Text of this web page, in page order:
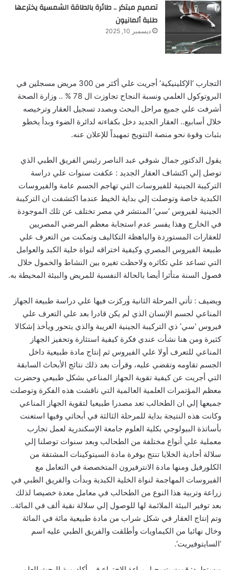
تصميم مبتكر .. طائرة بالطاقة الشمسية يخترعها
طلبة ألمانيون
ديسمبر 10, 2025
التجارب ‘الإكلينيكية’ أجريت علي أكثر من 300 مريض مسجلين في
البروتوكول العلمي ونسبة النجاح تجاوزت ال 78 % .. وزارة الصحة
أشرفت علي جميع مراحل البحث وبصدد تسجيل العقار وترخيصه
خلال أسابيع.. العقار الجديد دخل بكفاءته لدائرة الضوء وبدأ يخطو
بثبات وقوة نحو منصة التتويج تمهيداً للإعلان عنه.
يقول الدكتور جمال شوقي عبد الناصر رئيس الفريق الطبي الذي
توصل إلي اكتشاف العقار الجديد : عكفت سنوات علي دراسة
التركيبة الجينية للفيروسات التي تهاجم الجسم عامة والفيروسات
الكبدية خاصة وتوصلت إلي بداية الخيط عندما اكتشفت ان التركيبة
الجينية لفيروس ‘سي’ المنتشر في مصر تختلف عن تلك الموجودة
في الخارج وهذا يفسر عدم استجابة معظم المرضي المصريين
للعقارات المستوردة والباهظة التكاليف وتمكنت من التعرف علي
طبيعة الفيروس المصري وكيفية اختراقه لنواة خلية الكبد والعوامل
التي تساعد علي تكاثره ولاحظت تغيره بين النشاط والخمول خلال
فصول السنة متأثرا أيضا بالحالة النفسية للمريض والبيئة المحيطة به.
ويضيف : تأتي المرحلة الثانية وركزت فيها علي دراسة طبيعة الجهاز
المناعي لجسم الإنسان الذي لم يكن قادرا بعد علي التعرف علي
فيروس ‘سي’ ذي التركيبة الجينية الغريبة والذي يتحور ويأخذ إشكالا
كثيرة ومن هنا نشأت عندي فكرة كيفية استثارة وتحفيز الجهاز
المناعي للتعرف أولا علي الفيروس ثم إنتاج مادة طبيعية داخل
الجسم تقاومه وتقضي عليه، وقرأت بعد ذلك نتائج الأبحاث السابقة
التي أجريت عن كيفية تقوية الجهاز المناعي بشكل طبيعي وحضرت
معظم المؤتمرات العلمية العالمية التي ناقشت هذه الفكرة وتوصلت
جميعها إلي ان الطحالب تعد مصدرا طبيعيا لتقوية الجهاز المناعي
وكانت هذه النتيجة بداية للمرحلة الثالثة في أبحاثي وفيها استعنت
بأساتذة البيولوجي بكلية العلوم جامعة الإسكندرية لعمل تجارب
معملية علي أنواع مختلفة من الطحالب وبعد سنوات توصلنا إلي
سلالة أحادية الخلايا تنتج بوفرة مادة السيتوكينات المشتقة من
الكلورفيل ومنها مادة الانترفيرون المتخصصة في التعامل مع
الفيروسات المهاجمة لنواة الخلية الكبدية وبدأت والفريق الطبي في
زراعة وتربية هذا النوع من الطحالب في معامل معدة خصيصا لذلك
بعد توفير البيئة الملائمة لها للوصول إلي سلالة نقية ألف في المائة..
وتم إنتاج العقار في شكل شراب من مادة طبيعية مائة في المائة
وخال نهائيا من الكيماويات وأطلقت والفريق الطبي عليه اسم
‘السايتوفيريت’.